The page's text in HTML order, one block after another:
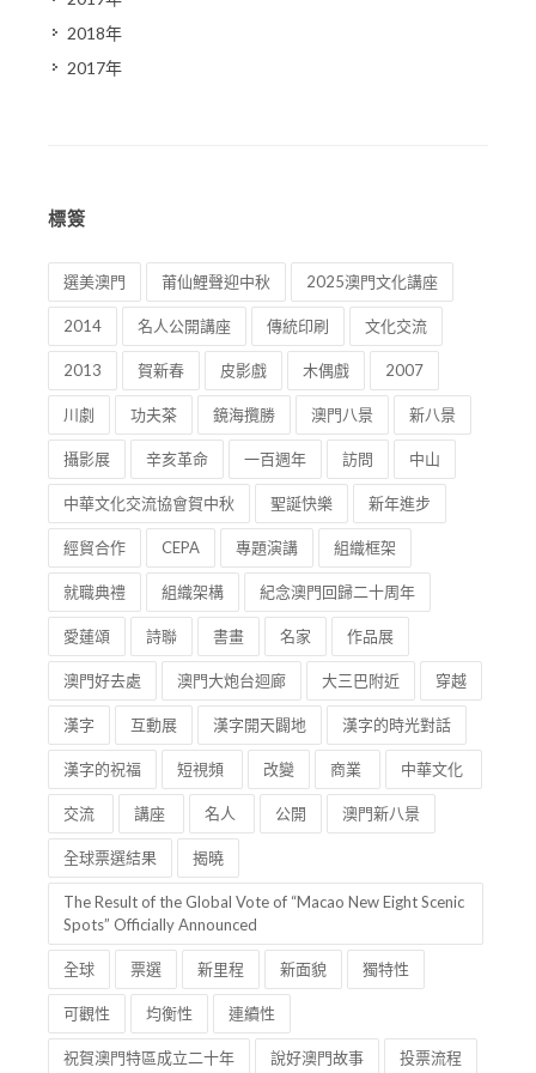
2018年
2017年
標簽
選美澳門 莆仙鯉聲迎中秋 2025澳門文化講座
2014 名人公開講座 傳統印刷 文化交流
2013 賀新春 皮影戲 木偶戲 2007
川劇 功夫茶 鏡海攬勝 澳門八景 新八景
攝影展 辛亥革命 一百週年 訪問 中山
中華文化交流協會賀中秋 聖誕快樂 新年進步
經貿合作 CEPA 專題演講 組織框架
就職典禮 組織架構 紀念澳門回歸二十周年
愛蓮頌 詩聯 書畫 名家 作品展
澳門好去處 澳門大炮台迴廊 大三巴附近 穿越
漢字 互動展 漢字開天闢地 漢字的時光對話
漢字的祝福 短視頻 改變 商業 中華文化
交流 講座 名人 公開 澳門新八景
全球票選結果 揭曉
The Result of the Global Vote of “Macao New Eight Scenic
Spots” Officially Announced
全球 票選 新里程 新面貌 獨特性
可觀性 均衡性 連續性
祝賀澳門特區成立二十年 說好澳門故事 投票流程